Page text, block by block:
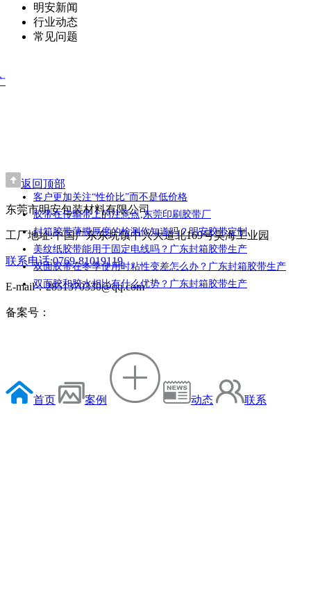
明安新闻
行业动态
常见问题
客户更加关注“性价比”而不是低价格
胶带在传输带上的注意点,东莞印刷胶带厂
封箱胶带薄膜厚度的检测你知道吗？明安胶带定制
美纹纸胶带能用于固定电线吗？广东封箱胶带生产
双面胶带在冬季使用时粘性变差怎么办？广东封箱胶带生产
双面胶和胶水相比有什么优势？广东封箱胶带生产
返回顶部
东莞市明安包装材料有限公司
工厂地址:中国广东东坑镇中兴大道北169号昊海工业园
联系电话:0769-81019119
E-mail：2851370330@qq.com
备案号：
首页 案例 动态 联系